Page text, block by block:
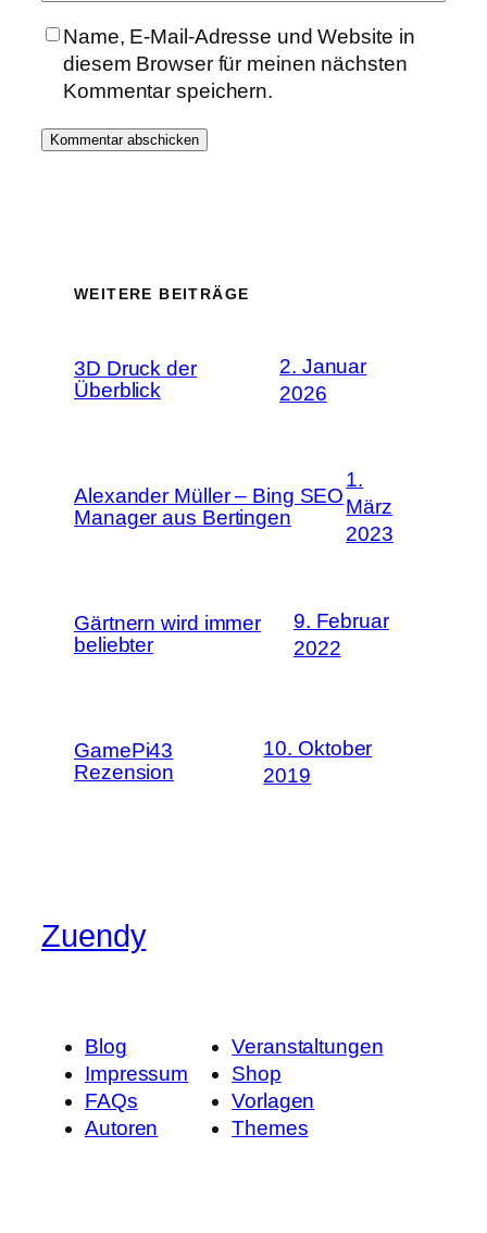
Name, E-Mail-Adresse und Website in
diesem Browser für meinen nächsten
Kommentar speichern.
WEITERE BEITRÄGE
3D Druck der
Überblick
2. Januar
2026
Alexander Müller – Bing SEO
Manager aus Bertingen
1.
März
2023
Gärtnern wird immer
beliebter
9. Februar
2022
GamePi43
Rezension
10. Oktober
2019
Zuendy
Blog
Impressum
FAQs
Autoren
Veranstaltungen
Shop
Vorlagen
Themes